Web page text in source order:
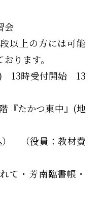
会
以上の方には可能
ります。
) 13時受付開始 13
『たかつ東中』(地
） （役員：教材費
て・芳南臨書帳・